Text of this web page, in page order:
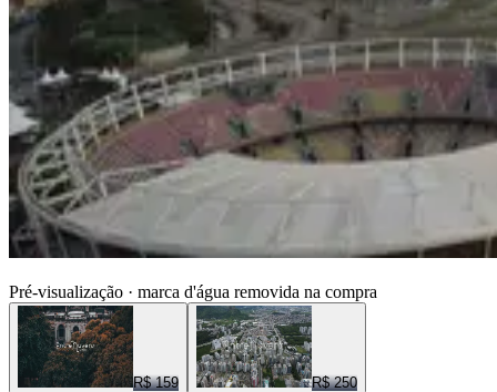
Pré-visualização · marca d'água removida na compra
R$ 159 R$ 250